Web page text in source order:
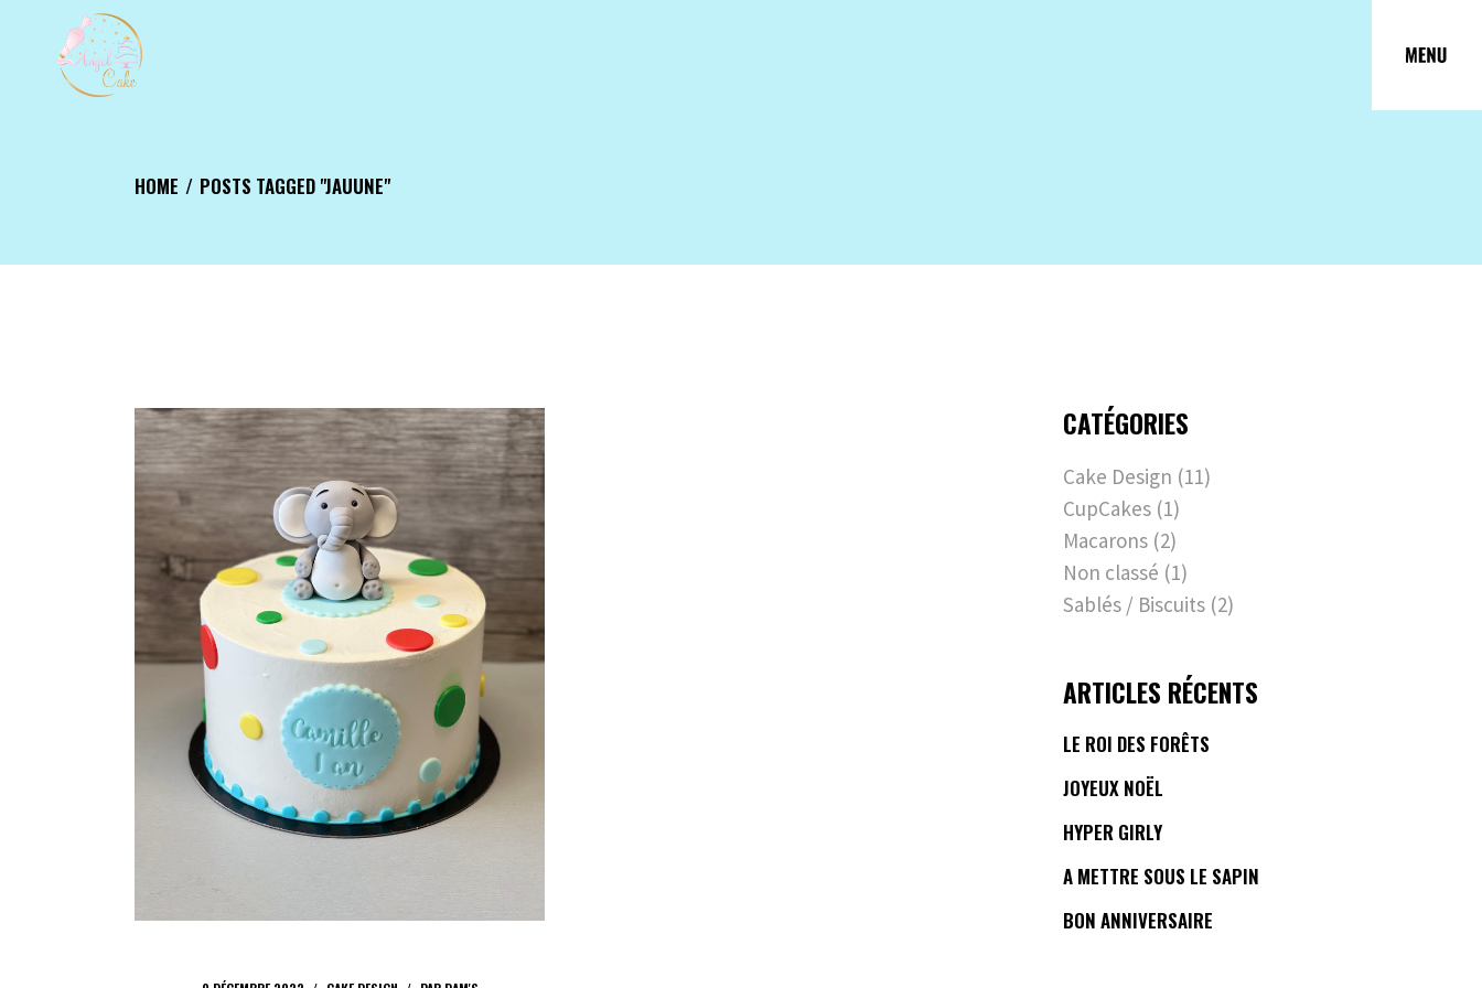
contenu
HOME POSTS TAGGED "JAUUNE"
CATÉGORIES
Cake Design (11)
CupCakes (1)
Macarons (2)
Non classé (1)
Sablés / Biscuits (2)
ARTICLES RÉCENTS
LE ROI DES FORÊTS
JOYEUX NOËL
HYPER GIRLY
A METTRE SOUS LE SAPIN
BON ANNIVERSAIRE